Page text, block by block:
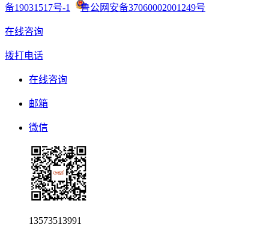
备19031517号-1
鲁公网安备37060002001249号
在线咨询
拨打电话
在线咨询
邮箱
微信
13573513991